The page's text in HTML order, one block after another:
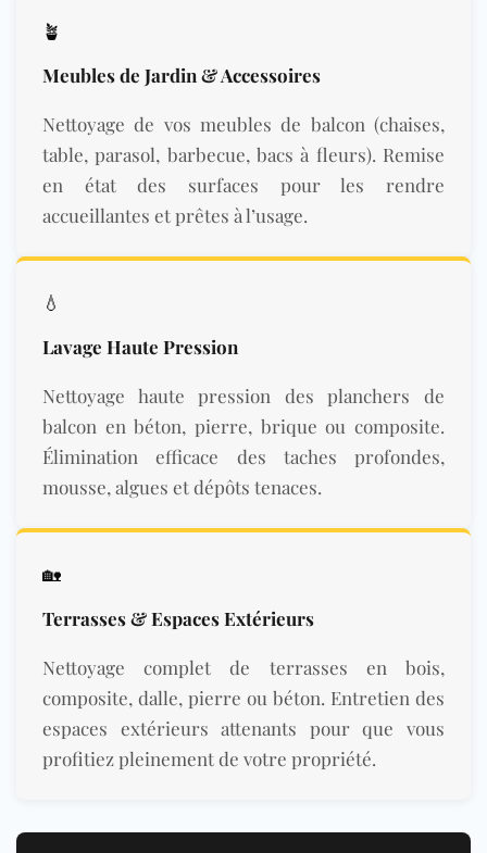
🪴
Meubles de Jardin & Accessoires
Nettoyage de vos meubles de balcon (chaises,
table, parasol, barbecue, bacs à fleurs). Remise
en état des surfaces pour les rendre
accueillantes et prêtes à l’usage.
💧
Lavage Haute Pression
Nettoyage haute pression des planchers de
balcon en béton, pierre, brique ou composite.
Élimination efficace des taches profondes,
mousse, algues et dépôts tenaces.
🏡
Terrasses & Espaces Extérieurs
Nettoyage complet de terrasses en bois,
composite, dalle, pierre ou béton. Entretien des
espaces extérieurs attenants pour que vous
profitiez pleinement de votre propriété.